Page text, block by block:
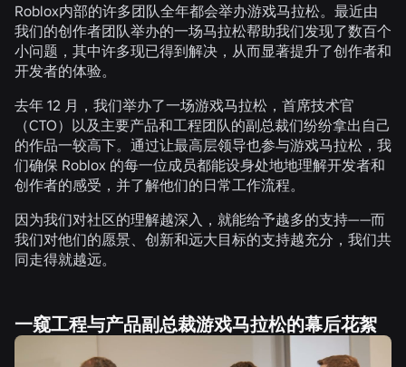
Roblox内部的许多团队全年都会举办游戏马拉松。最近由
我们的创作者团队举办的一场马拉松帮助我们发现了数百个
小问题，其中许多现已得到解决，从而显著提升了创作者和
开发者的体验。
去年 12 月，我们举办了一场游戏马拉松，首席技术官
（CTO）以及主要产品和工程团队的副总裁们纷纷拿出自己
的作品一较高下。通过让最高层领导也参与游戏马拉松，我
们确保 Roblox 的每一位成员都能设身处地地理解开发者和
创作者的感受，并了解他们的日常工作流程。
因为我们对社区的理解越深入，就能给予越多的支持——而
我们对他们的愿景、创新和远大目标的支持越充分，我们共
同走得就越远。
一窥工程与产品副总裁游戏马拉松的幕后花絮